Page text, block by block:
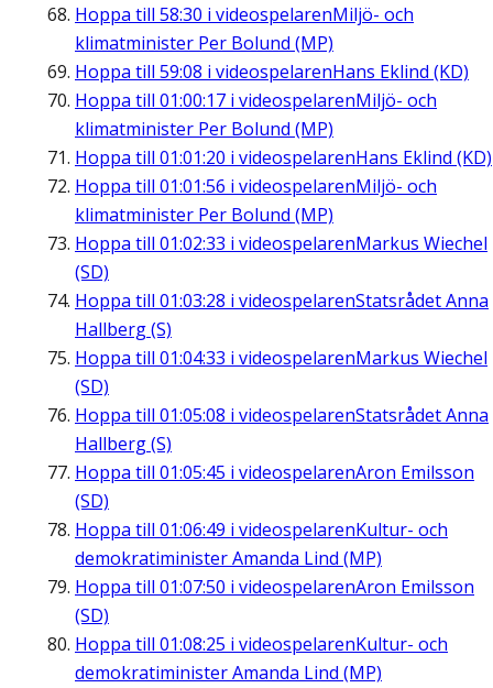
Hoppa till 58:30 i videospelarenMiljö- och
klimatminister Per Bolund (MP)
Hoppa till 59:08 i videospelarenHans Eklind (KD)
Hoppa till 01:00:17 i videospelarenMiljö- och
klimatminister Per Bolund (MP)
Hoppa till 01:01:20 i videospelarenHans Eklind (KD)
Hoppa till 01:01:56 i videospelarenMiljö- och
klimatminister Per Bolund (MP)
Hoppa till 01:02:33 i videospelarenMarkus Wiechel
(SD)
Hoppa till 01:03:28 i videospelarenStatsrådet Anna
Hallberg (S)
Hoppa till 01:04:33 i videospelarenMarkus Wiechel
(SD)
Hoppa till 01:05:08 i videospelarenStatsrådet Anna
Hallberg (S)
Hoppa till 01:05:45 i videospelarenAron Emilsson
(SD)
Hoppa till 01:06:49 i videospelarenKultur- och
demokratiminister Amanda Lind (MP)
Hoppa till 01:07:50 i videospelarenAron Emilsson
(SD)
Hoppa till 01:08:25 i videospelarenKultur- och
demokratiminister Amanda Lind (MP)